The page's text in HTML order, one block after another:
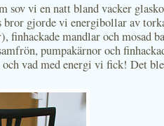
sov vi en natt bland vacker
bror gjorde vi energibollar av
finhackade mandlar och mosad
pumpakärnor och
vad med energi vi fick! Det